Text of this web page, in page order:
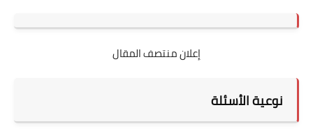
إعلان منتصف المقال
نوعية الأسئلة